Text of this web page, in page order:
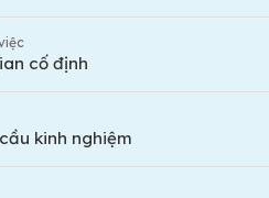
cố định
kinh nghiệm